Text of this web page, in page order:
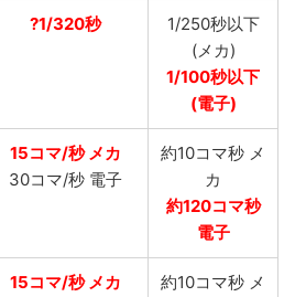
?1/320秒
1/250秒以下
(メカ)
1/100秒以下
(電子)
15コマ/秒 メカ
30コマ/秒 電子
約10コマ秒 メ
カ
約120コマ秒
電子
15コマ/秒 メカ
約10コマ秒 メ